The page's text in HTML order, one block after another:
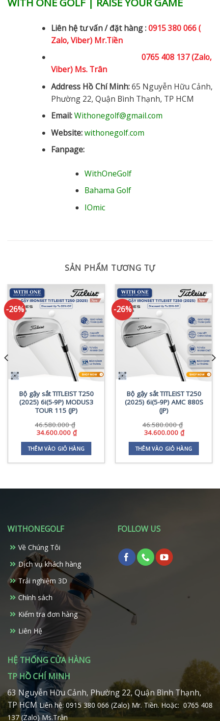
Liên hệ tư vấn / đặt hàng :0915 380 066 (
Zalo, Viber) Mr.Tiền
0765 408 137 (Zalo,
Viber) Ms. Trân
Address Hồ Chí Minh:65 Nguyễn Hữu Cảnh,
Phường 22, Quận Bình Thạnh, TP HCM
Email:Withonegolf@gmail.com
Website:withonegolf.com
Fanpage:
WithOneGolf
Bahama Golf
IOmic
SẢN PHẨM TƯƠNG TỰ
-26%
Bộ gậy sắt TITLEIST T250
(2025) 6i(5-9P) MODUS3
TOUR 115 (JP)
46.580.000₫
Giá
gốc
là:
46.580.000 ₫.
34.600.000 ₫Giá
hiện
tại
là:
34.600.000 ₫.
THÊM VÀO GIỎ HÀNG
-26%
Bộ gậy sắt TITLEIST T250
(2025) 6i(5-9P) AMC 880S
(JP)
46.580.000₫
Giá
gốc
là:
46.580.000 ₫.
34.600.000 ₫Giá
hiện
tại
là:
34.600.000
THÊM VÀO GIỎ HÀNG
WITHONEGOLF
Về Chúng Tôi
Dịch vụ khách hàng
Trải nghiệm 3D
Chính sách
Kiểm tra đơn hàng
Liên Hệ
FOLLOW US
HỆ THỐNG CỬA HÀNG
TP HỒ CHÍ MINH
63 Nguyễn Hữu Cảnh, Phường 22, Quận Bình Thạnh,
TP HCMLiên hệ: 0915 380 066 (Zalo) Mr. Tiền. Hoặc: 0765 408
137 (Zalo) Ms.Trân